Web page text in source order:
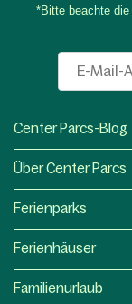
*Bitte beachte die
Center Parcs-Blog
Über Center Parcs
Ferienparks
Ferienhäuser
Familienurlaub